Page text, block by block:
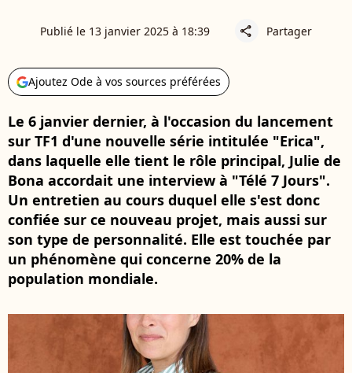
Publié le 13 janvier 2025 à 18:39 share Partager
Ajoutez Ode à vos sources préférées
Le 6 janvier dernier, à l'occasion du lancement
sur TF1 d'une nouvelle série intitulée "Erica",
dans laquelle elle tient le rôle principal, Julie de
Bona accordait une interview à "Télé 7 Jours".
Un entretien au cours duquel elle s'est donc
confiée sur ce nouveau projet, mais aussi sur
son type de personnalité. Elle est touchée par
un phénomène qui concerne 20% de la
population mondiale.